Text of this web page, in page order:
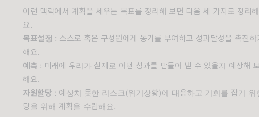
이런 맥락에서 계획을 세우는 목표를 정리해 보면 다음 세 가지로 정리
요.
목표설정 : 스스로 혹은 구성원에게 동기를 부여하고 성과달성을 촉진
해요.
예측 : 미래에 우리가 실제로 어떤 성과를 만들어 낼 수 있을지 예상해
해요.
자원할당 : 예상치 못한 리스크(위기상황)에 대응하고 기회를 잡기 위
당을 위해 계획을 수립해요.